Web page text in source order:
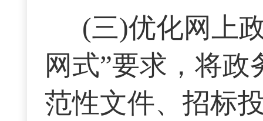
(三)优化网上
网式”要求，将
范性文件、招标